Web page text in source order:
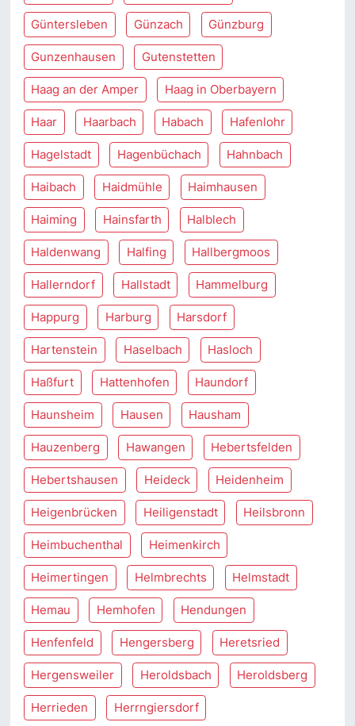
Güntersleben Günzach Günzburg
Gunzenhausen Gutenstetten
Haag an der Amper Haag in Oberbayern
Haar Haarbach Habach Hafenlohr
Hagelstadt Hagenbüchach Hahnbach
Haibach Haidmühle Haimhausen
Haiming Hainsfarth Halblech
Haldenwang Halfing Hallbergmoos
Hallerndorf Hallstadt Hammelburg
Happurg Harburg Harsdorf
Hartenstein Haselbach Hasloch
Haßfurt Hattenhofen Haundorf
Haunsheim Hausen Hausham
Hauzenberg Hawangen Hebertsfelden
Hebertshausen Heideck Heidenheim
Heigenbrücken Heiligenstadt Heilsbronn
Heimbuchenthal Heimenkirch
Heimertingen Helmbrechts Helmstadt
Hemau Hemhofen Hendungen
Henfenfeld Hengersberg Heretsried
Hergensweiler Heroldsbach Heroldsberg
Herrieden Herrngiersdorf